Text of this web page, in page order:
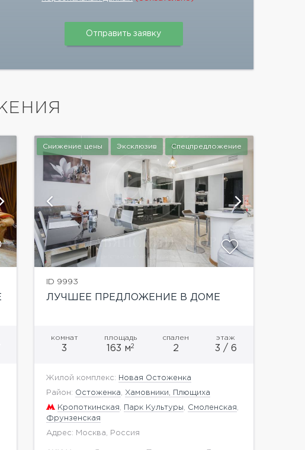
Снижение цены Эксклюзив Спецпредложение
ID 9993
ЛУЧШЕЕ ПРЕДЛОЖЕНИЕ В ДОМЕ
комнат
3
площадь
163 м2
спален
2
этаж
3 / 6
Жилой комплекс: Новая Остоженка
Район: Остоженка Хамовники, Плющиха
Кропоткинская Парк Культуры Смоленская
Фрунзенская
Адрес: Москва, Россия